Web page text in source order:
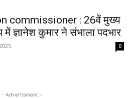
commissioner : 26वें मुख्य
ज्ञानेश कुमार ने संभाला पदभार
0
- Advertisment -